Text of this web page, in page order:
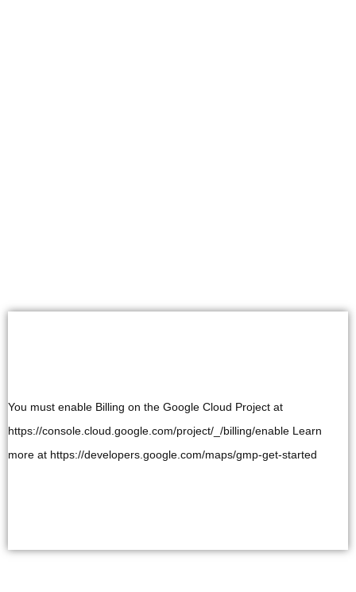
You must enable Billing on the Google Cloud Project at
https://console.cloud.google.com/project/_/billing/enable Learn
more at https://developers.google.com/maps/gmp-get-started